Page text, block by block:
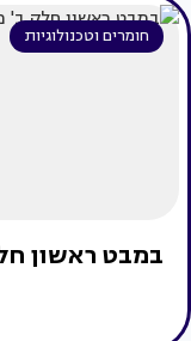
חומרים וטכנולוגיות
במבט ראשון חלק